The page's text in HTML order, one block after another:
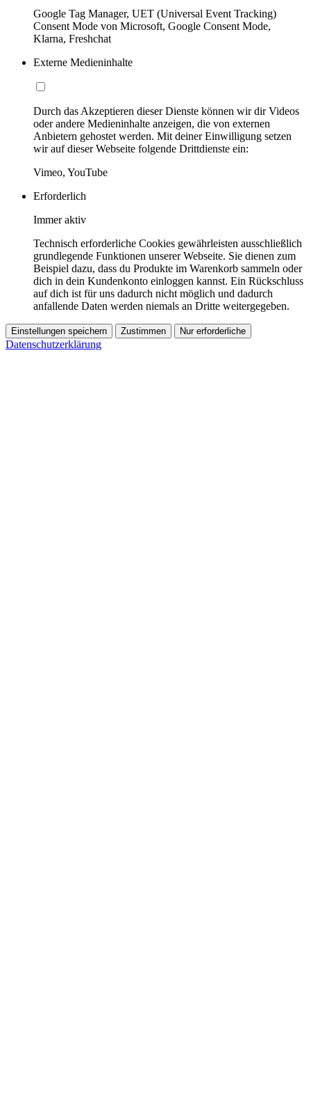
Google Tag Manager, UET (Universal Event Tracking)
Consent Mode von Microsoft, Google Consent Mode,
Klarna, Freshchat
Externe Medieninhalte
Durch das Akzeptieren dieser Dienste können wir dir Videos
oder andere Medieninhalte anzeigen, die von externen
Anbietern gehostet werden. Mit deiner Einwilligung setzen
wir auf dieser Webseite folgende Drittdienste ein:
Vimeo, YouTube
Erforderlich
Immer aktiv
Technisch erforderliche Cookies gewährleisten ausschließlich
grundlegende Funktionen unserer Webseite. Sie dienen zum
Beispiel dazu, dass du Produkte im Warenkorb sammeln oder
dich in dein Kundenkonto einloggen kannst. Ein Rückschluss
auf dich ist für uns dadurch nicht möglich und dadurch
anfallende Daten werden niemals an Dritte weitergegeben.
Einstellungen speichern Zustimmen Nur erforderliche
Datenschutzerklärung